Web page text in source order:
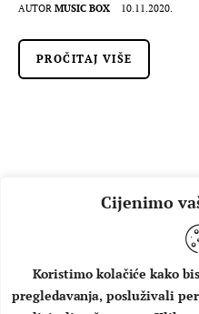
Cijenimo
Koristimo kolačiće kako
pregledavanja, posluživali
AUTOR MUSIC BOX 10.11.2020.
PROČITAJ VIŠE
O NAMA